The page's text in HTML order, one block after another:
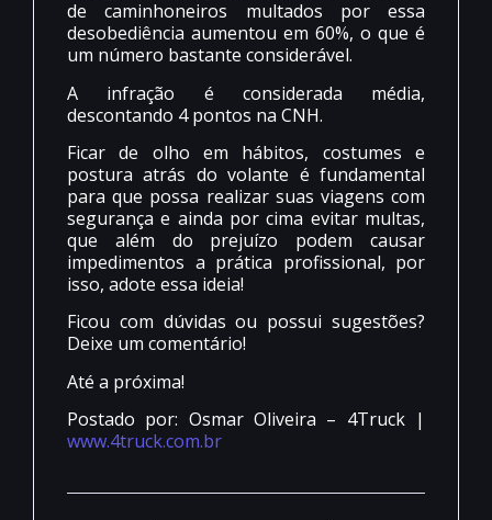
de caminhoneiros multados por essa
desobediência aumentou em 60%, o que é
um número bastante considerável.
A infração é considerada média,
descontando 4 pontos na CNH.
Ficar de olho em hábitos, costumes e
postura atrás do volante é fundamental
para que possa realizar suas viagens com
segurança e ainda por cima evitar multas,
que além do prejuízo podem causar
impedimentos a prática profissional, por
isso, adote essa ideia!
Ficou com dúvidas ou possui sugestões?
Deixe um comentário!
Até a próxima!
Postado por: Osmar Oliveira – 4Truck |
www.4truck.com.br